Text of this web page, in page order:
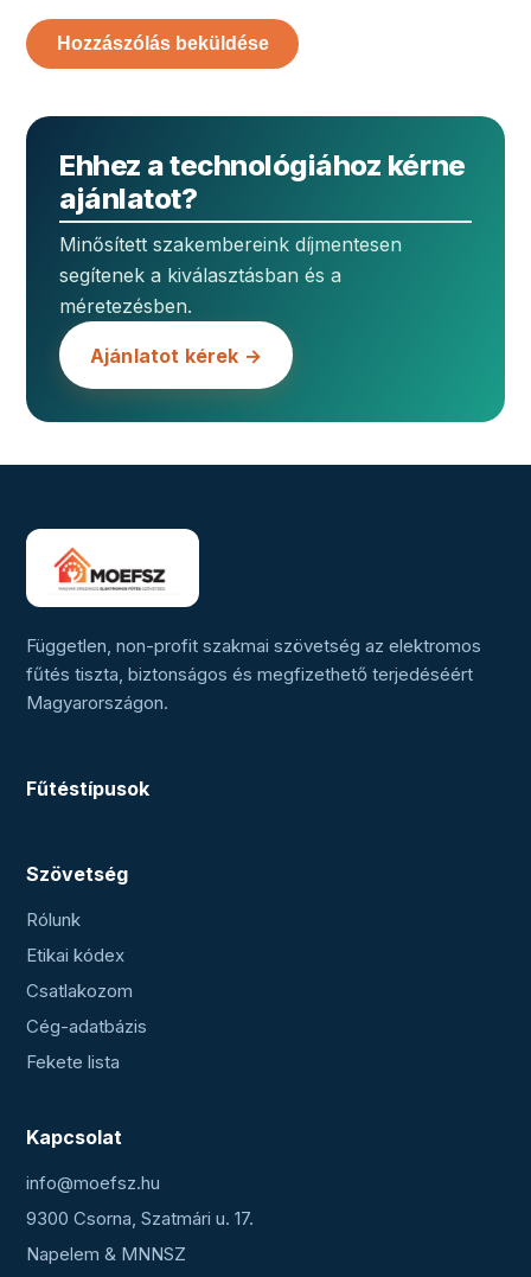
Ehhez a technológiához kérne
ajánlatot?
Minősített szakembereink díjmentesen
segítenek a kiválasztásban és a
méretezésben.
Ajánlatot kérek →
Független, non-profit szakmai szövetség az elektromos
fűtés tiszta, biztonságos és megfizethető terjedéséért
Magyarországon.
Fűtéstípusok
Szövetség
Rólunk
Etikai kódex
Csatlakozom
Cég-adatbázis
Fekete lista
Kapcsolat
info@moefsz.hu
9300 Csorna, Szatmári u. 17.
Napelem & MNNSZ